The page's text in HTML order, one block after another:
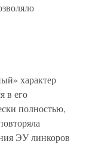
характер
в его
полностью,
ЭУ линкоров